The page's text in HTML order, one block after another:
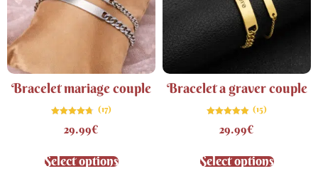
Bracelet mariage couple
4.71
sur 5
(17)
29.99€
Select options
Bracelet a graver couple
4.87
sur 5
(15)
29.99€
Select options